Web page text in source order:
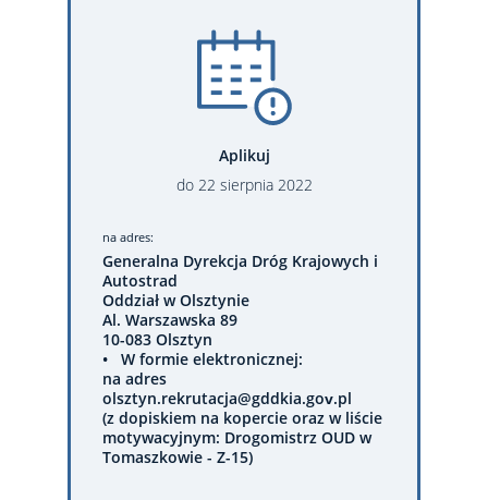
Aplikuj
do 22 sierpnia 2022
na adres:
Generalna Dyrekcja Dróg Krajowych i
Autostrad
Oddział w Olsztynie
Al. Warszawska 89
10-083 Olsztyn
• W formie elektronicznej:
na adres
olsztyn.rekrutacja@gddkia.gov.pl
(z dopiskiem na kopercie oraz w liście
motywacyjnym: Drogomistrz OUD w
Tomaszkowie - Z-15)